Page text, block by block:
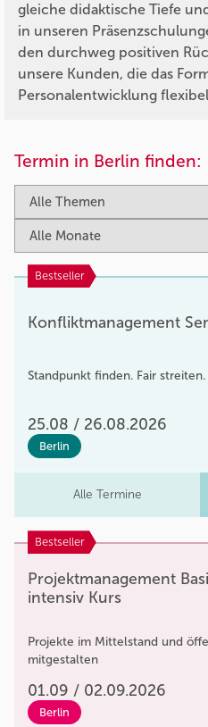
gleiche didaktische Tiefe
in unseren
den durchweg positiven
unsere Kunden, die das
Personalentwicklung
Termin in Berlin finden:
Bestseller
Konfliktmanagement
Standpunkt finden. Fair
25.08 / 26.08.2026
Berlin
Alle Termine
Bestseller
Projektmanagement
intensiv Kurs
Projekte im Mittelstand und
mitgestalten
01.09 / 02.09.2026
Berlin